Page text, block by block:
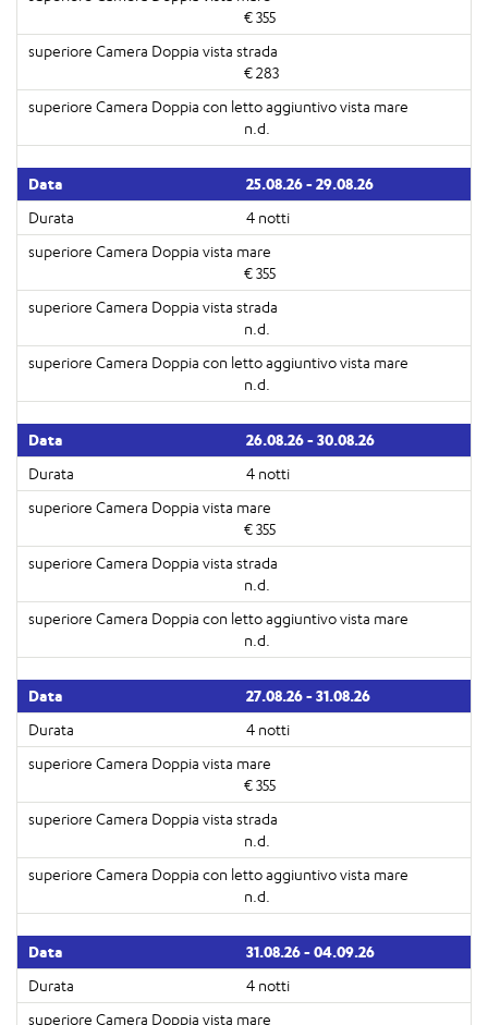
€ 355
€ 283
n.d.
25.08.26 - 29.08.26
4 notti
€ 355
n.d.
n.d.
26.08.26 - 30.08.26
4 notti
€ 355
n.d.
n.d.
27.08.26 - 31.08.26
4 notti
€ 355
n.d.
n.d.
31.08.26 - 04.09.26
4 notti